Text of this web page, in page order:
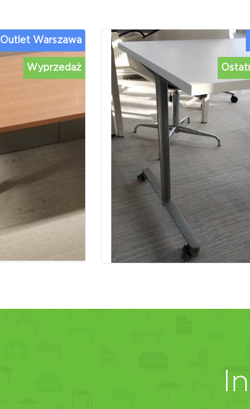
Wyprzedaż
Outlet Warszawa